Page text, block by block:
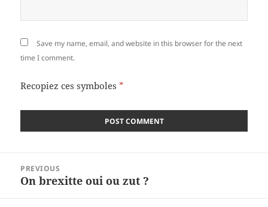
Save my name, email, and website in this browser for the next
time I comment.
Recopiez ces symboles *
navigation
PREVIOUS
Previous
On brexitte oui ou zut ?